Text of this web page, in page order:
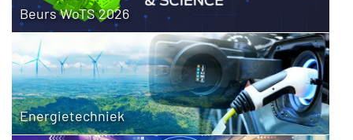
Beurs WoTS 2026
Energietechniek